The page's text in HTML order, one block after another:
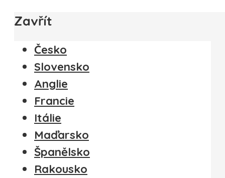
Zavřít
Česko
Slovensko
Anglie
Francie
Itálie
Maďarsko
Španělsko
Rakousko